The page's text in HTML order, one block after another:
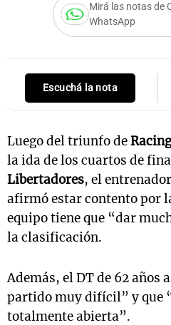
Mirá las notas de
WhatsApp
Escuchá la nota
Luego del triunfo deRacing
la ida de los cuartos de
Libertadores, el
afirmó estar contento por
equipo tiene que “dar
la clasificación.
Además, el DT de 62 años
partido muy difícil” y que
totalmente abierta”.
Notas